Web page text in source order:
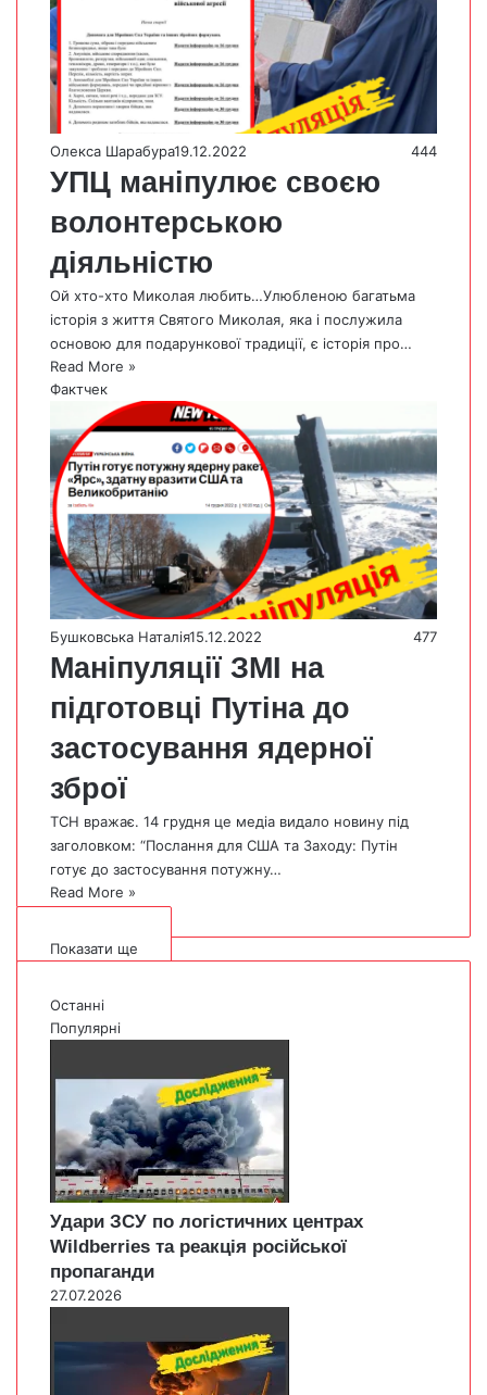
Олекса Шарабура19.12.2022 444
УПЦ маніпулює своєю
волонтерською
діяльністю
Ой хто-хто Миколая любить…Улюбленою багатьма
історія з життя Святого Миколая, яка і послужила
основою для подарункової традиції, є історія про…
Read More »
Фактчек
Бушковська Наталія15.12.2022 477
Маніпуляції ЗМІ на
підготовці Путіна до
застосування ядерної
зброї
ТСН вражає. 14 грудня це медіа видало новину під
заголовком: “Послання для США та Заходу: Путін
готує до застосування потужну…
Read More »
Показати ще
Останні
Популярні
Удари ЗСУ по логістичних центрах
Wildberries та реакція російської
пропаганди
27.07.2026